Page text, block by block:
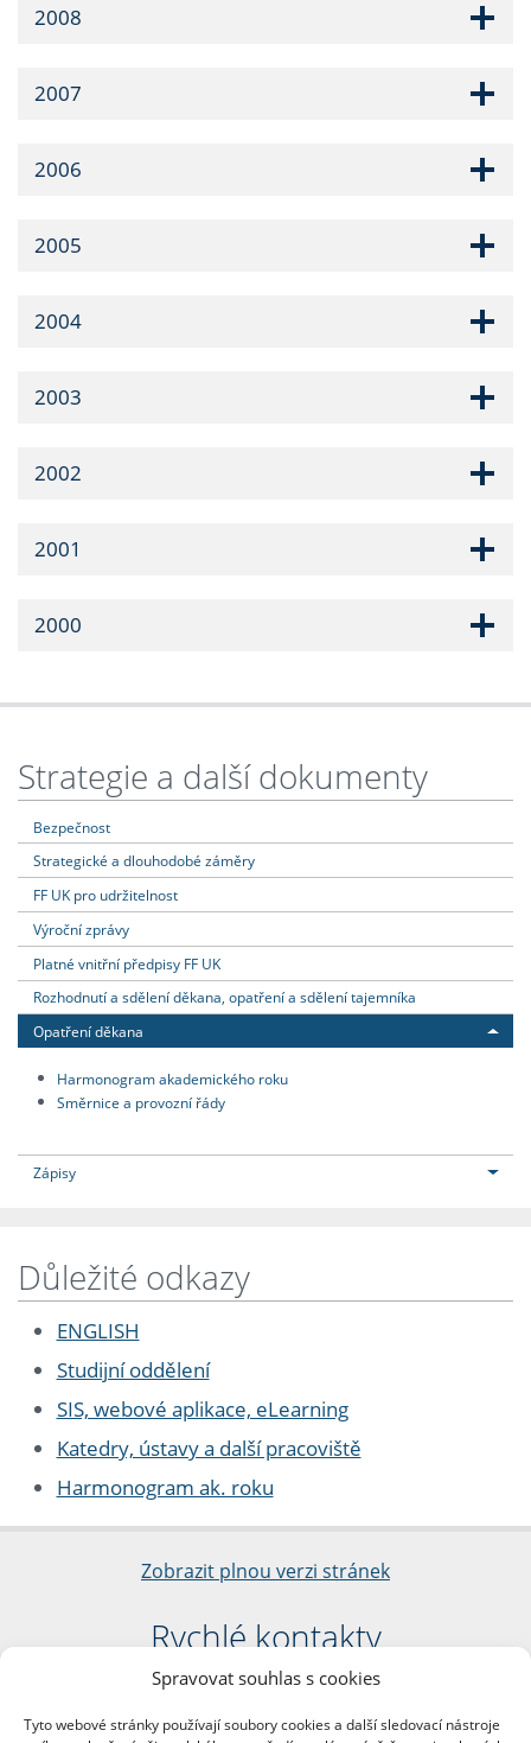
Spravovat souhlas s cookies
Tyto webové stránky používají soubory cookies a další sledovací nástroje
2008
2007
2006
2005
2004
2003
2002
2001
2000
Strategie a další dokumenty
Bezpečnost
Strategické a dlouhodobé záměry
FF UK pro udržitelnost
Výroční zprávy
Platné vnitřní předpisy FF UK
Rozhodnutí a sdělení děkana, opatření a sdělení tajemníka
Opatření děkana
Harmonogram akademického roku
Směrnice a provozní řády
Zápisy
Důležité odkazy
ENGLISH
Studijní oddělení
SIS, webové aplikace, eLearning
Katedry, ústavy a další pracoviště
Harmonogram ak. roku
Zobrazit plnou verzi stránek
Rychlé kontakty
Filozofická fakulta
nám. Jana Palacha 1/2